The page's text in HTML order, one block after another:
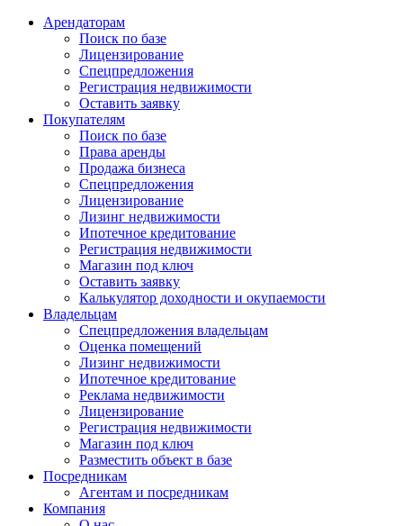
Арендаторам
Поиск по базе
Лицензирование
Спецпредложения
Регистрация недвижимости
Оставить заявку
Покупателям
Поиск по базе
Права аренды
Продажа бизнеса
Спецпредложения
Лицензирование
Лизинг недвижимости
Ипотечное кредитование
Регистрация недвижимости
Магазин под ключ
Оставить заявку
Калькулятор доходности и окупаемости
Владельцам
Спецпредложения владельцам
Оценка помещений
Лизинг недвижимости
Ипотечное кредитование
Реклама недвижимости
Лицензирование
Регистрация недвижимости
Магазин под ключ
Разместить объект в базе
Посредникам
Агентам и посредникам
Компания